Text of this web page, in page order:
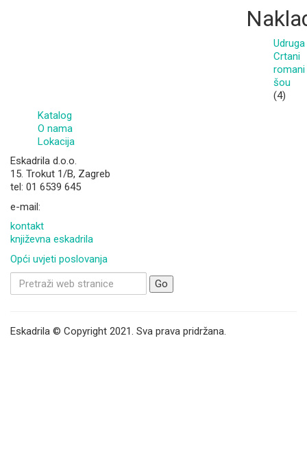
Udruga
Crtani
romani
šou
(4)
Katalog
O nama
Lokacija
Eskadrila d.o.o.
15. Trokut 1/B, Zagreb
tel: 01 6539 645
e-mail:
kontakt
književna eskadrila
Opći uvjeti poslovanja
Search
for:
Eskadrila © Copyright 2021. Sva prava pridržana.